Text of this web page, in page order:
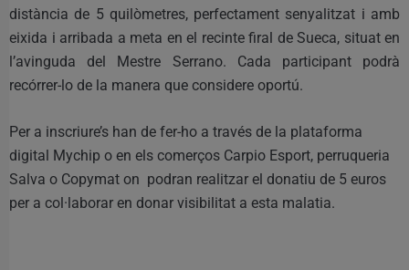
distància de 5 quilòmetres, perfectament senyalitzat i amb
eixida i arribada a meta en el recinte firal de Sueca, situat en
l’avinguda del Mestre Serrano. Cada participant podrà
recórrer-lo de la manera que considere oportú.
Per a inscriure’s han de fer-ho a través de la plataforma
digital Mychip o en els comerços Carpio Esport, perruqueria
Salva o Copymat on podran realitzar el donatiu de 5 euros
per a col·laborar en donar visibilitat a esta malatia.